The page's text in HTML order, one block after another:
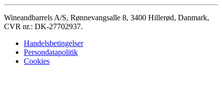
Wineandbarrels A/S, Rønnevangsalle 8, 3400 Hillerød, Danmark,
CVR nr.: DK-27702937.
Handelsbetingelser
Persondatapolitik
Cookies